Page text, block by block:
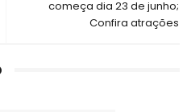
começa dia 23 de junho;
Confira atrações